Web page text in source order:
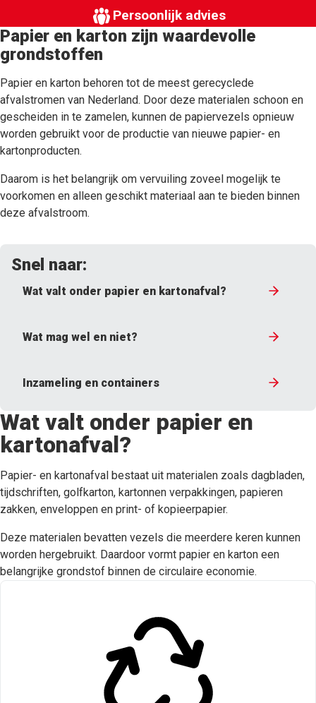
Persoonlijk advies
Papier en karton zijn waardevolle
grondstoffen
Papier en karton behoren tot de meest gerecyclede
afvalstromen van Nederland. Door deze materialen schoon en
gescheiden in te zamelen, kunnen de papiervezels opnieuw
worden gebruikt voor de productie van nieuwe papier- en
kartonproducten.
Daarom is het belangrijk om vervuiling zoveel mogelijk te
voorkomen en alleen geschikt materiaal aan te bieden binnen
deze afvalstroom.
Snel naar:
Wat valt onder papier en kartonafval?
Wat mag wel en niet?
Inzameling en containers
Wat valt onder papier en
kartonafval?
Papier- en kartonafval bestaat uit materialen zoals dagbladen,
tijdschriften, golfkarton, kartonnen verpakkingen, papieren
zakken, enveloppen en print- of kopieerpapier.
Deze materialen bevatten vezels die meerdere keren kunnen
worden hergebruikt. Daardoor vormt papier en karton een
belangrijke grondstof binnen de circulaire economie.